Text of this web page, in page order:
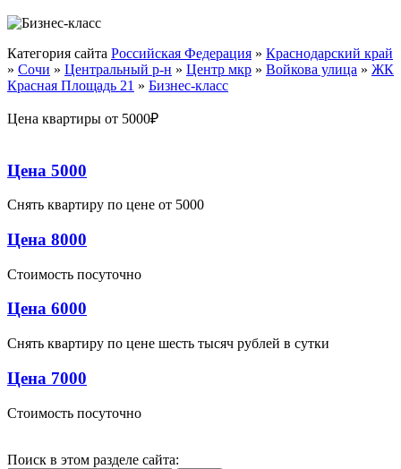
Категория сайта Российская Федерация » Краснодарский край
» Сочи » Центральный р-н » Центр мкр » Войкова улица » ЖК
Красная Площадь 21 » Бизнес-класс
Цена квартиры от 5000₽
Цена 5000
Снять квартиру по цене от 5000
Цена 8000
Стоимость посуточно
Цена 6000
Снять квартиру по цене шесть тысяч рублей в сутки
Цена 7000
Стоимость посуточно
Поиск в этом разделе сайта: